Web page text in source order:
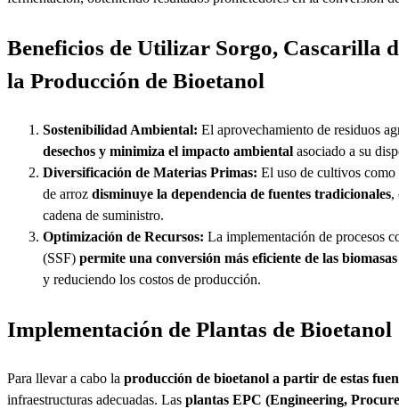
Beneficios de Utilizar Sorgo, Cascarilla
la Producción de Bioetanol
Sostenibilidad Ambiental: El aprovechamiento de residuos
desechos y minimiza el impacto ambiental asociado a su
Diversificación de Materias Primas: El uso de cultivos
de arroz disminuye la dependencia de fuentes tradicionales,
cadena de suministro.
Optimización de Recursos: La implementación de procesos
(SSF) permite una conversión más eficiente de las
y reduciendo los costos de producción.
Implementación de Plantas de Bioetanol
Para llevar a cabo la producción de bioetanol a partir de estas
infraestructuras adecuadas. Las plantas EPC (Engineering,